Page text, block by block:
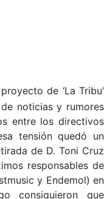
de ‘La Tribu’
noticias y rumores
entre los directivos
tensión quedó un
de D. Toni Cruz
responsables de
y Endemol) en
consiguieron que